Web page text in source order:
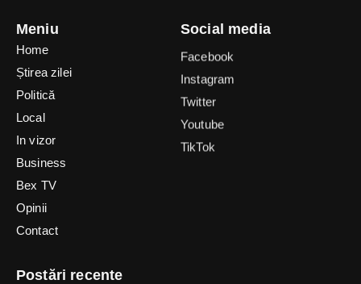
Meniu
Home
Știrea zilei
Politică
Local
In vizor
Business
Bex TV
Opinii
Contact
Social media
Facebook
Instagram
Twitter
Youtube
TikTok
Postări recente